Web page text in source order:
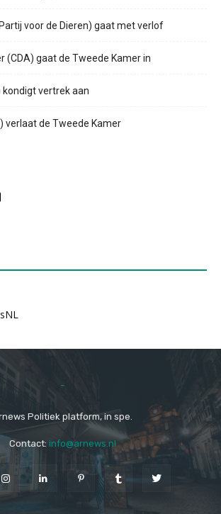
voor de Dieren) gaat met verlof
(CDA) gaat de Tweede Kamer in
kondigt vertrek aan
verlaat de Tweede Kamer
-
Politiek platform, in spe.
Contact: info@arnews.nl